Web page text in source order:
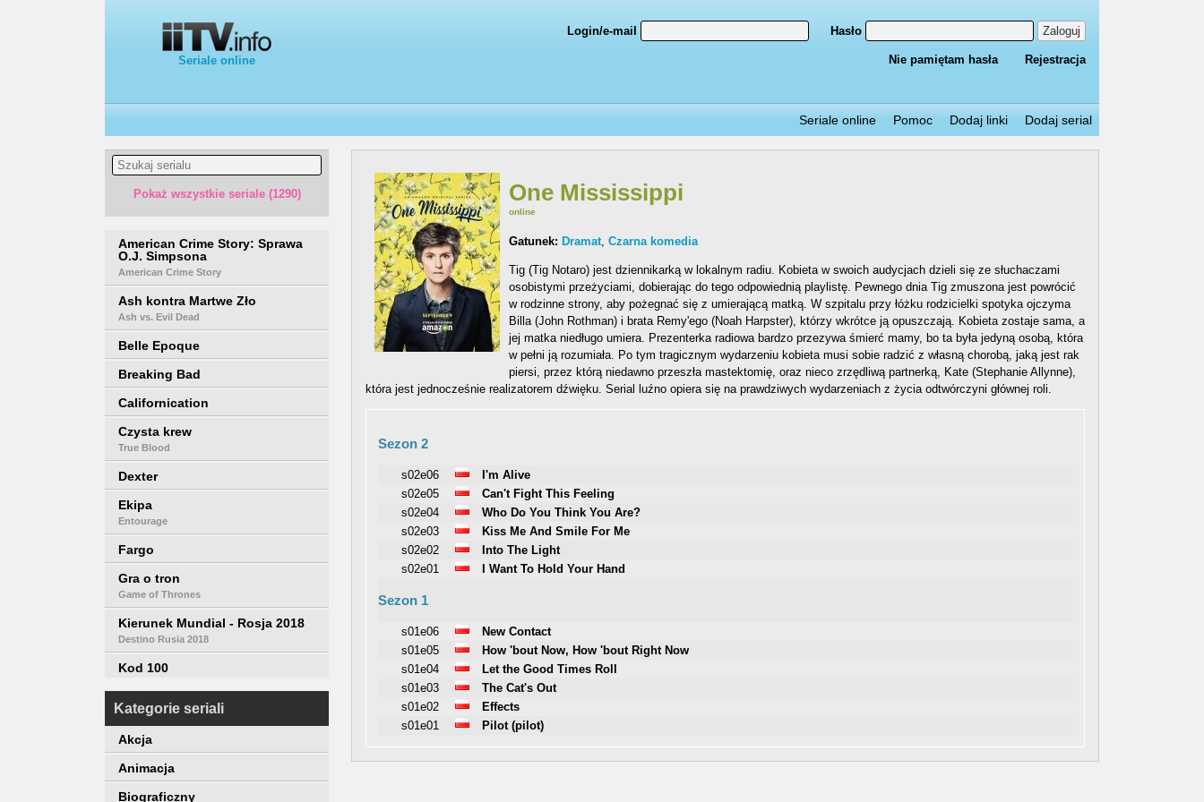
Seriale online
Login/e-mail Hasło Zaloguj
Nie pamiętam hasła Rejestracja
Seriale online Pomoc Dodaj linki Dodaj serial
Pokaż wszystkie seriale (1290)
American Crime Story: Sprawa
O.J. Simpsona
American Crime Story
Ash kontra Martwe Zło
Ash vs. Evil Dead
Belle Epoque
Breaking Bad
Californication
Czysta krew
True Blood
Dexter
Ekipa
Entourage
Fargo
Gra o tron
Game of Thrones
Kierunek Mundial - Rosja 2018
Destino Rusia 2018
Kod 100
Mad Men
Miasteczko Twin Peaks
Młody papież
Kategorie seriali
Akcja
Animacja
Biograficzny
One Mississippi
online
Gatunek: Dramat Czarna komedia
Tig (Tig Notaro) jest dziennikarką w lokalnym radiu. Kobieta w swoich audycjach dzieli się ze słuchaczami
osobistymi przeżyciami, dobierając do tego odpowiednią playlistę. Pewnego dnia Tig zmuszona jest powrócić
w rodzinne strony, aby pożegnać się z umierającą matką. W szpitalu przy łóżku rodzicielki spotyka ojczyma
Billa (John Rothman) i brata Remy'ego (Noah Harpster), którzy wkrótce ją opuszczają. Kobieta zostaje sama, a
jej matka niedługo umiera. Prezenterka radiowa bardzo przezywa śmierć mamy, bo ta była jedyną osobą, która
w pełni ją rozumiała. Po tym tragicznym wydarzeniu kobieta musi sobie radzić z własną chorobą, jaką jest rak
piersi, przez którą niedawno przeszła mastektomię, oraz nieco zrzędliwą partnerką, Kate (Stephanie Allynne),
która jest jednocześnie realizatorem dźwięku. Serial luźno opiera się na prawdziwych wydarzeniach z życia odtwórczyni głównej roli.
Sezon 2
s02e06
I'm Alive
s02e05
Can't Fight This Feeling
s02e04
Who Do You Think You Are?
s02e03
Kiss Me And Smile For Me
s02e02
Into The Light
s02e01
I Want To Hold Your Hand
Sezon 1
s01e06
New Contact
s01e05
How 'bout Now, How 'bout Right Now
s01e04
Let the Good Times Roll
s01e03
The Cat's Out
s01e02
Effects
s01e01
Pilot (pilot)